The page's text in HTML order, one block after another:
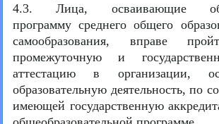
4.3. Лица, осваивающие
программу среднего общего
самообразования, вправе
промежуточную и
аттестацию в организации,
образовательную деятельность, по
имеющей государственную